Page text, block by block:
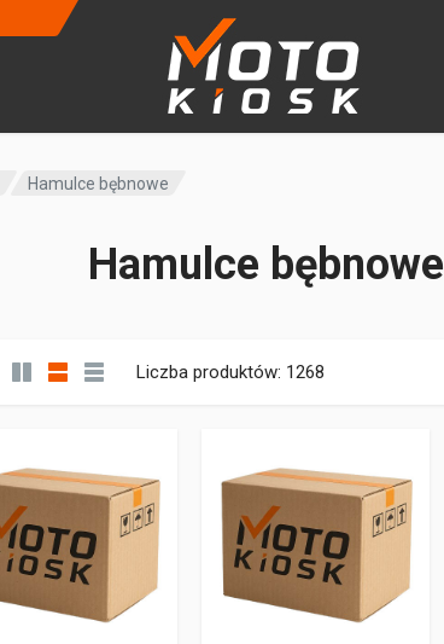
Hamulce bębnowe
Hamulce bębnowe
Liczba produktów: 1268